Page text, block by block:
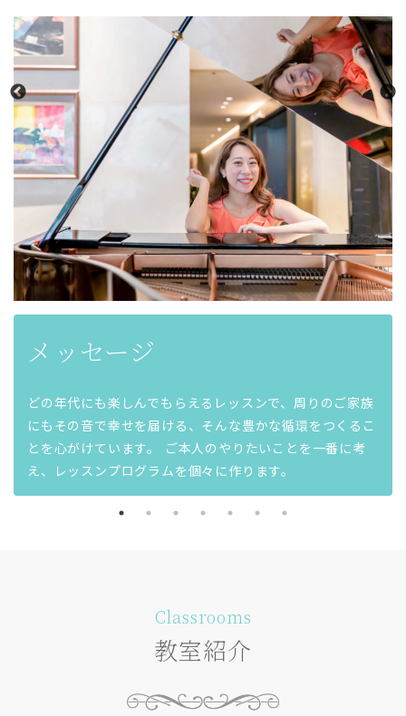
メッセージ
どの年代にも楽しんでもらえるレッスンで、周りのご家族
にもその音で幸せを届ける、そんな豊かな循環をつくるこ
とを心がけています。 ご本人のやりたいことを一番に考
え、レッスンプログラムを個々に作ります。
Classrooms
教室紹介